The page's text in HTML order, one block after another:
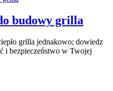
budowy grilla
grilla jednakowo; dowiedz
i bezpieczeństwo w Twojej